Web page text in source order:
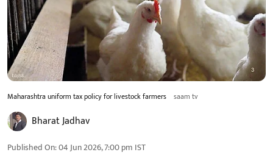
Maharashtra uniform tax policy for livestock farmers saam tv
Bharat Jadhav
Published On:04 Jun 2026, 7:00 pm IST